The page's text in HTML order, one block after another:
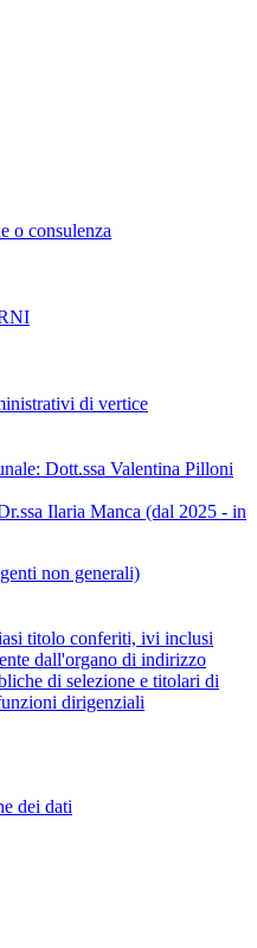
o consulenza
di vertice
Dott.ssa Valentina Pilloni
Ilaria Manca (dal 2025 - in
non generali)
titolo conferiti, ivi inclusi
dall'organo di indirizzo
di selezione e titolari di
dirigenziali
dei dati